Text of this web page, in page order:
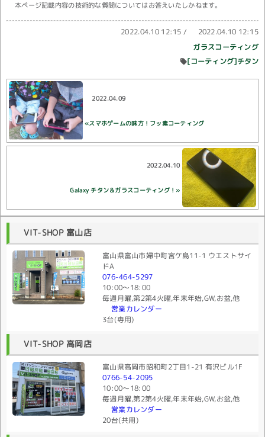
本ページ記載内容の技術的な質問についてはお答えいたしかねます。
2022.04.10 12:15 / 2022.04.10 12:15
ガラスコーティング
[コーティング]チタン
2022.04.09
«スマホゲームの味方！フッ素コーティング
2022.04.10
Galaxy チタン＆ガラスコーティング！»
VIT-SHOP 富山店
富山県富山市婦中町宮ケ島11-1 ウエストサイ
ドA
076-464-5297
10:00〜18:00
毎週月曜,第2第4火曜,年末年始,GW,お盆,他
営業カレンダー
3台(専用)
VIT-SHOP 高岡店
富山県高岡市昭和町2丁目1-21 有沢ビル1F
0766-54-2095
10:00〜18:00
毎週月曜,第2第4火曜,年末年始,GW,お盆,他
営業カレンダー
20台(共用)